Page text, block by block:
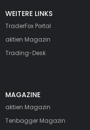
WEITERE LINKS
TraderFox Portal
aktien Magazin
Trading-Desk
MAGAZINE
aktien Magazin
Tenbagger Magazin